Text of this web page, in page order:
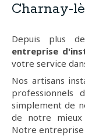
Charnay-
Depuis plus de
entreprise
votre service
Nos artisans
professionnels
simplement de
de notre mieux
Notre entreprise